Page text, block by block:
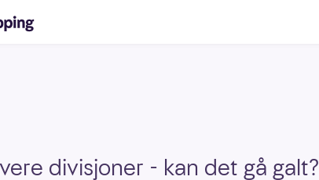
divisjoner - kan det gå galt?